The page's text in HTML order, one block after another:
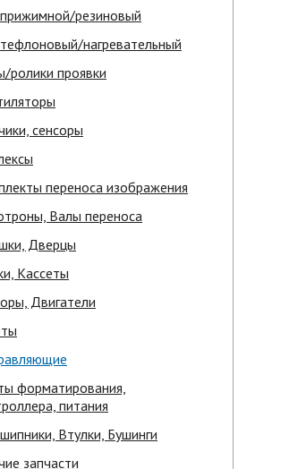
резиновый
нагревательный
ролики проявки
сенсоры
переноса изображения
Валы переноса
Дверцы
Кассеты
Двигатели
форматирования,
питания
Втулки, Бушинги
запчасти